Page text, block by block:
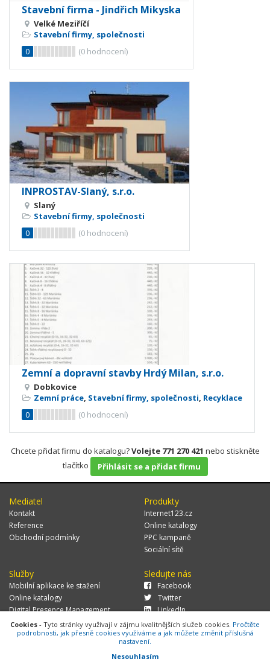
Stavební firma - Jindřich Mikyska
Velké Meziříčí
Stavební firmy, společnosti
0
(0 hodnocení)
INPROSTAV-Slaný, s.r.o.
Slaný
Stavební firmy, společnosti
0
(0 hodnocení)
Zemní a dopravní stavby Hrdý Milan, s.r.o.
Dobkovice
Zemní práce, Stavební firmy, společnosti, Recyklace
0
(0 hodnocení)
Chcete přidat firmu do katalogu?Volejte 771 270 421 nebo stiskněte
tlačítko
Přihlásit se a přidat firmu
Mediatel
Kontakt
Reference
Obchodní podmínky
Produkty
Internet123.cz
Online katalogy
PPC kampaně
Sociální sítě
Služby
Mobilní aplikace ke stažení
Online katalogy
Digital Presence Management
Více zákazníků
Sledujte nás
Facebook
Twitter
LinkedIn
© 2026 MEDIATEL CZ, s.r.o.,Za Potokem 46/4, 106 00 Praha 10, tel.:
Cookies - Tyto stránky využívají v zájmu kvalitnějších služeb cookies. Pročtěte
podrobnosti, jak přesně cookies využíváme a jak můžete změnit příslušná
nastavení.
Nesouhlasím